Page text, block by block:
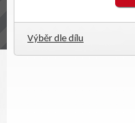
Výběr dle dílu